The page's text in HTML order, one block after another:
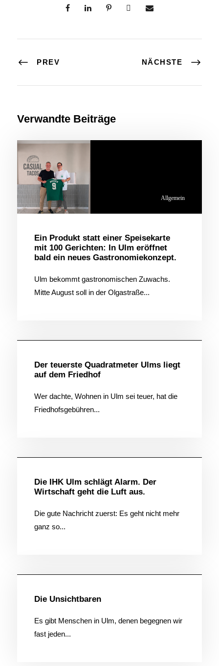
PREV NÄCHSTE
Verwandte Beiträge
Allgemein
Ein Produkt statt einer Speisekarte
mit 100 Gerichten: In Ulm eröffnet
bald ein neues Gastronomiekonzept.
Ulm bekommt gastronomischen Zuwachs.
Mitte August soll in der Olgastraße...
Der teuerste Quadratmeter Ulms liegt
auf dem Friedhof
Wer dachte, Wohnen in Ulm sei teuer, hat die
Friedhofsgebühren...
Die IHK Ulm schlägt Alarm. Der
Wirtschaft geht die Luft aus.
Die gute Nachricht zuerst: Es geht nicht mehr
ganz so...
Die Unsichtbaren
Es gibt Menschen in Ulm, denen begegnen wir
fast jeden...